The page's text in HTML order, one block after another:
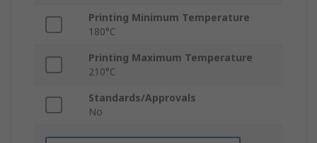
Printing Minimum Temperature
180°C
Printing Maximum Temperature
210°C
Standards/Approvals
No